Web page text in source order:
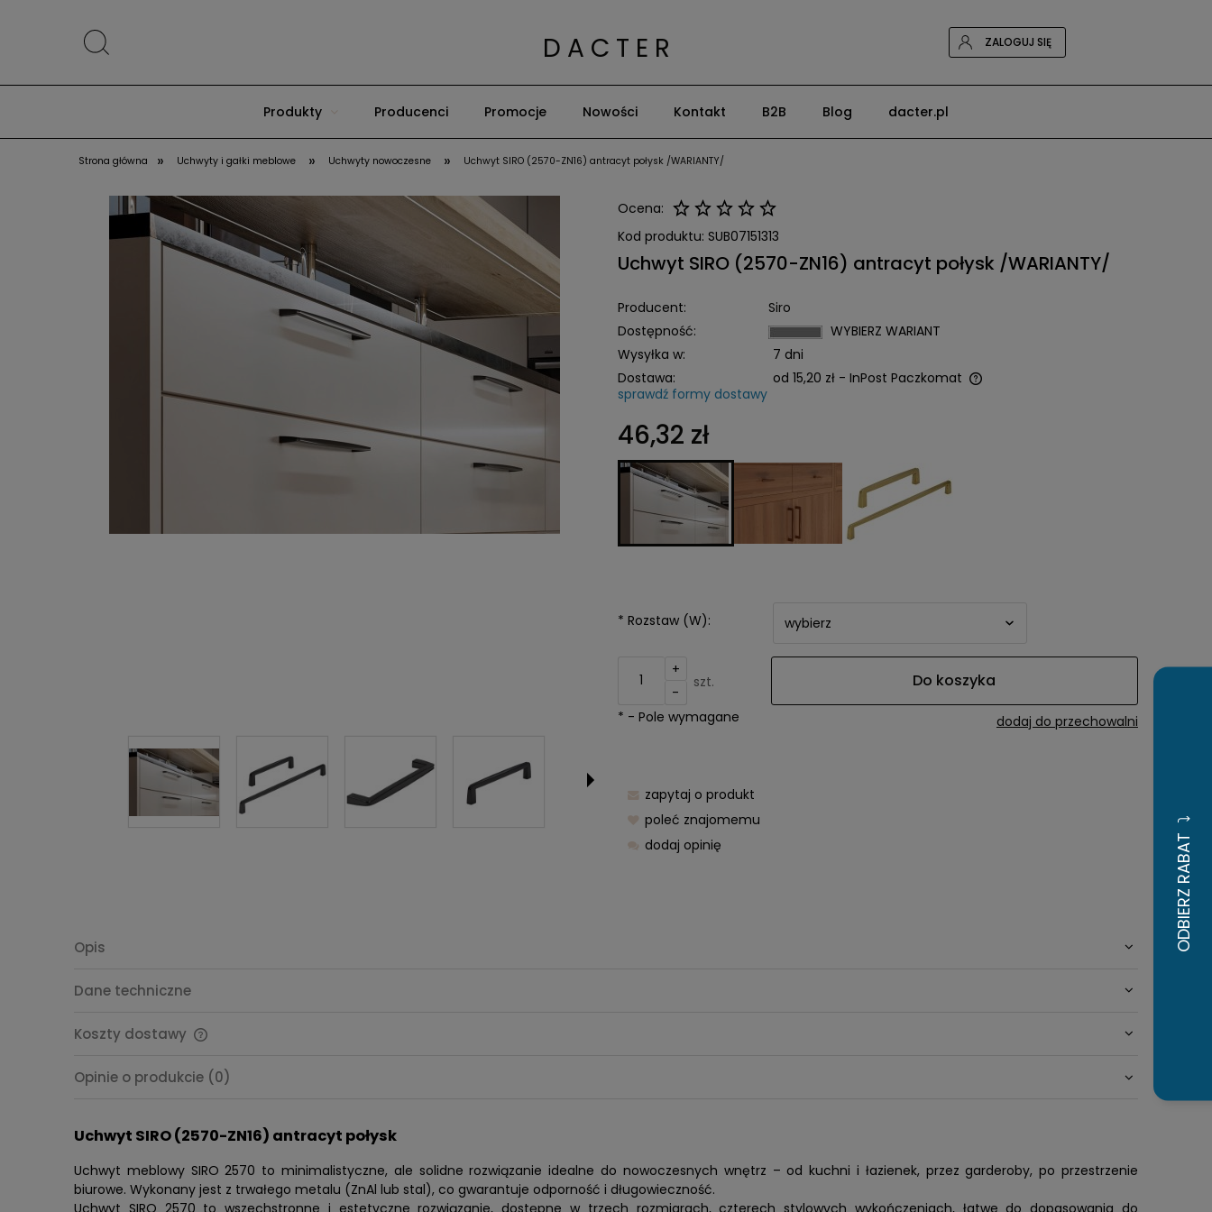
D A C T E R ZALOGUJ SIĘ
Produkty Producenci Promocje Nowości Kontakt B2B Blog dacter.pl
Strona główna » Uchwyty i gałki meblowe » Uchwyty nowoczesne » Uchwyt SIRO (2570-ZN16) antracyt połysk /WARIANTY/
Ocena:
Kod produktu: SUB07151313
Uchwyt SIRO (2570-ZN16) antracyt połysk /WARIANTY/
Producent:
Siro
Dostępność:
WYBIERZ WARIANT
Wysyłka w:
7 dni
Dostawa:
od 15,20 zł - InPost Paczkomat
sprawdź formy dostawy
46,32 zł
* Rozstaw (W):
+
-
szt. Do koszyka
dodaj do przechowalni
* - Pole wymagane
zapytaj o produkt
poleć znajomemu
dodaj opinię
Opis
Dane techniczne
Koszty dostawy
Cena nie zawiera ewentualnych
kosztów płatności
Opinie o produkcie (0)
Uchwyt SIRO (2570-ZN16) antracyt połysk
Uchwyt meblowy SIRO 2570 to minimalistyczne, ale solidne rozwiązanie idealne do nowoczesnych wnętrz – od kuchni i łazienek, przez garderoby, po przestrzenie
biurowe. Wykonany jest z trwałego metalu (ZnAl lub stal), co gwarantuje odporność i długowieczność.